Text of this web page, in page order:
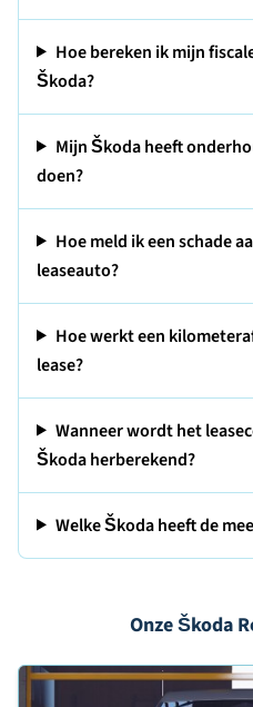
Hoe bereken ik mijn
Škoda?
Mijn Škoda heeft
doen?
Hoe meld ik een schade
leaseauto?
Hoe werkt een
lease?
Wanneer wordt het
Škoda herberekend?
Welke Škoda heeft de
Onze Škoda